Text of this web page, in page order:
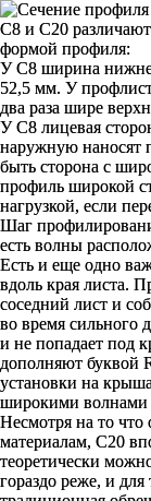
С8 и С20
формой профиля:
У С8 ширина
52,5 мм. У
два раза шире
У С8 лицевая
наружную наносят
быть сторона с
профиль широкой
нагрузкой, если
Шаг
есть волны
Есть и еще одно
вдоль края листа.
соседний лист и
во время сильного
и не попадает под
дополняют буквой
установки на
широкими волнами
Несмотря на то что
материалам, С20
теоретически
гораздо реже, и